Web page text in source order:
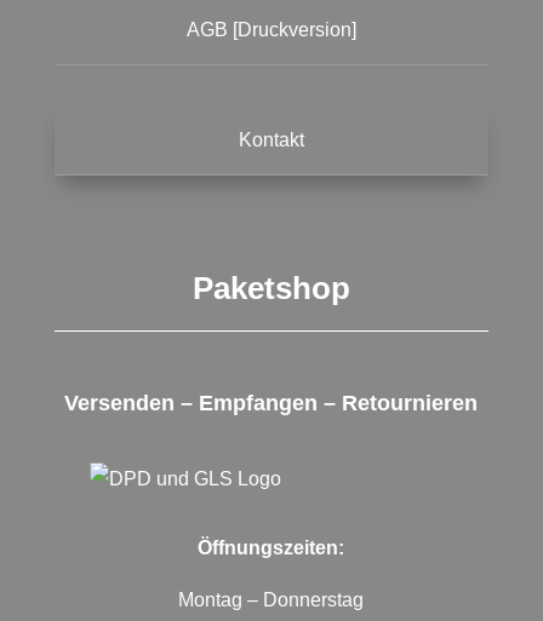
AGB [Druckversion]
Kontakt
Paketshop
Versenden – Empfangen – Retournieren
Öffnungszeiten:
Montag – Donnerstag